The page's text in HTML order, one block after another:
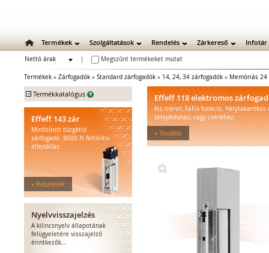
Termékek Szolgáltatások Rendelés Zárkereső Infotár
Nettó árak
Megszűnt termékeket mutat
Termékek » Zárfogadók » Standard zárfogadók » 14, 24, 34 zárfogadók » Memóriás 24
+ Termékkatalógus
Mechanikus bevéső zárak
Zárbetétek
Lakatok
Zárpajzsok
Mechanikus kiegészítők
Elektromos zárak
Elektromos bevéső zárak
Zárfogadók
Standard zárfogadók
Vízálló zárfogadók
Effeff 143 zár
Minősített tűzgátló
zárfogadó. 8000 N feltörési
ellenállás.
» Részletek
Nyelvvisszajelzés
A kilincsnyelv állapotának
felügyeletére visszajelző
érintkezők...
Effeff 118 elektromos
Kis méret, FaFix funkció. Helytakarékos
telepítéshez, vagy cseréhez.
» Tovább